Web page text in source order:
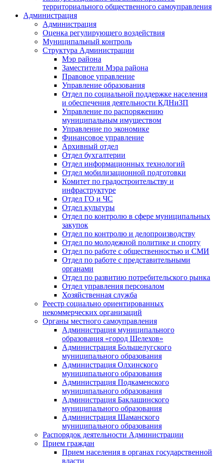
территориального общественного самоуправления
Администрация
Администрация
Оценка регулирующего воздействия
Муниципальный контроль
Структура Администрации
Мэр района
Заместители Мэра района
Правовое управление
Управление образования
Отдел по социальной поддержке населения
и обеспечения деятельности КДНиЗП
Управление по распоряжению
муниципальным имуществом
Управление по экономике
Финансовое управление
Архивный отдел
Отдел бухгалтерии
Отдел информационных технологий
Отдел мобилизационной подготовки
Комитет по градостроительству и
инфраструктуре
Отдел ГО и ЧС
Отдел культуры
Отдел по контролю в сфере муниципальных
закупок
Отдел по контролю и делопроизводству
Отдел по молодежной политике и спорту
Отдел по работе с общественностью и СМИ
Отдел по работе с представительными
органами
Отдел по развитию потребительского рынка
Отдел управления персоналом
Хозяйственная служба
Реестр социально ориентированных
некоммерческих организаций
Органы местного самоуправления
Администрация муниципального
образования «город Шелехов»
Администрация Большелугского
муниципального образования
Администрация Олхинского
муниципального образования
Администрация Подкаменского
муниципального образования
Администрация Баклашинского
муниципального образования
Администрация Шаманского
муниципального образования
Распорядок деятельности Администрации
Прием граждан
Прием населения в органах государственной
власти